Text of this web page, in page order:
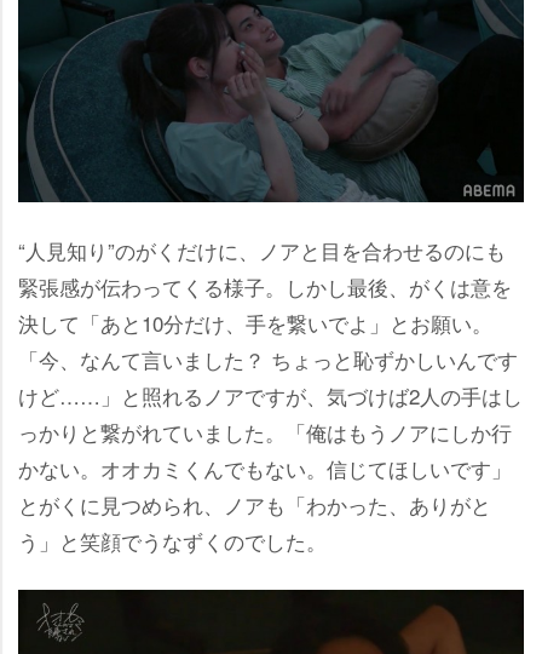
“人見知り”のがくだけに、ノアと目を合わせるのにも
緊張感が伝わってくる様子。しかし最後、がくは意を
決して「あと10分だけ、手を繋いでよ」とお願い。
「今、なんて言いました？ ちょっと恥ずかしいんです
けど……」と照れるノアですが、気づけば2人の手はし
っかりと繋がれていました。「俺はもうノアにしか行
かない。オオカミくんでもない。信じてほしいです」
とがくに見つめられ、ノアも「わかった、ありがと
う」と笑顔でうなずくのでした。